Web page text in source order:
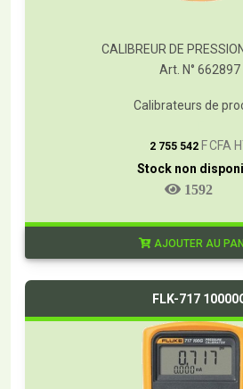
CALIBREUR DE
Art. N° 662897
Calibrateurs de
2 755 542 F CFA
Stock non
1592
AJOUTER AU
FLK-717